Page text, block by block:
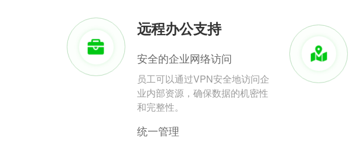
远程办公支持
安全的企业网络访问
员工可以通过VPN安全地访问企
业内部资源，确保数据的机密性
和完整性。
统一管理